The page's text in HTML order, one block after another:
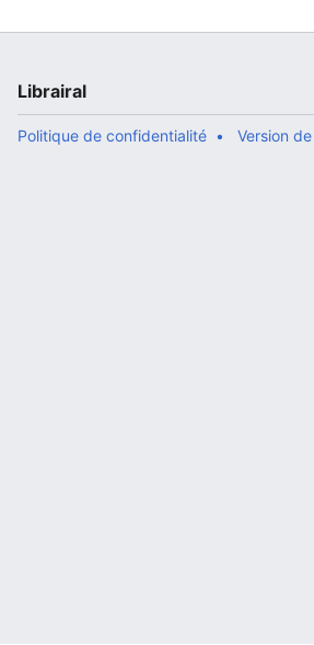
Librairal
Politique de confidentialité Version